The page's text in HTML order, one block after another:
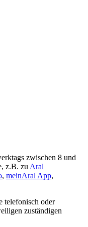
zwischen 8 und
z.B. zu Aral
, meinAral App,
telefonisch oder
zuständigen